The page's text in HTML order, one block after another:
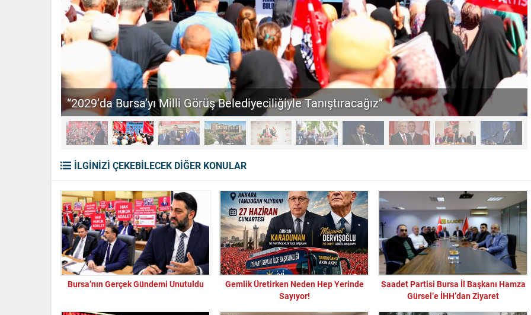
“2029’da Bursa’yı Milli Görüş Belediyeciliğiyle Tanıştıracağız”
İLGİNİZİ ÇEKEBİLECEK DİĞER KONULAR
Bursa’nın Gerçek Gündemi Unutuldu
Gemlik Üretirken Neden Hep Yerinde
Sayıyor!
Saadet Partisi Bursa İl Başkanı Hamza
Gürsel’e İHH’dan Ziyaret
“Sandık Emaneti Kişisel İkbal İçin Kullanılamaz”